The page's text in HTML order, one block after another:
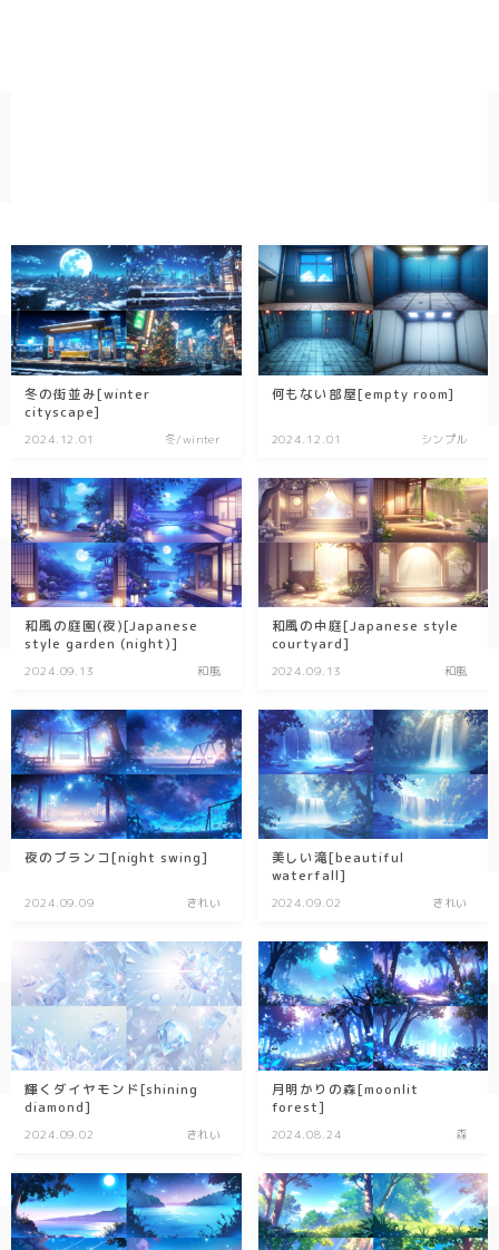
冬の街並み[winter
cityscape]
2024.12.01 冬/winter
何もない部屋[empty room]
2024.12.01 シンプル
和風の庭園(夜)[Japanese
style garden (night)]
2024.09.13 和風
和風の中庭[Japanese style
courtyard]
2024.09.13 和風
夜のブランコ[night swing]
2024.09.09 きれい
美しい滝[beautiful
waterfall]
2024.09.02 きれい
輝くダイヤモンド[shining
diamond]
2024.09.02 きれい
月明かりの森[moonlit
forest]
2024.08.24 森